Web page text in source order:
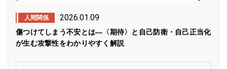
人間関係 2026.01.09
傷つけてしまう不安とは―〈期待〉と自己防衛・自己正当化
が生む攻撃性をわかりやすく解説